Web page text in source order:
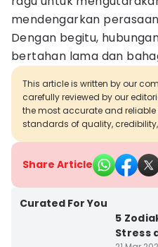
mendengarkan
Dengan begitu,
bertahan lama dan
This article is written by our
carefully reviewed by our
the most accurate and
standards of quality,
Share Article
Curated For You
5
Stress